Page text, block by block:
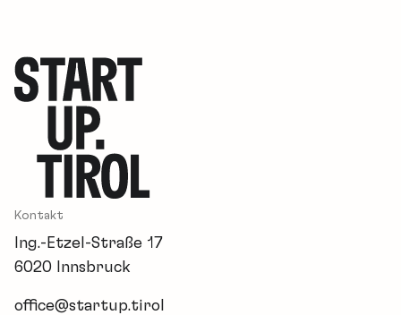
Kontakt
Ing.-Etzel-Straße 17
6020 Innsbruck
office@startup.tirol